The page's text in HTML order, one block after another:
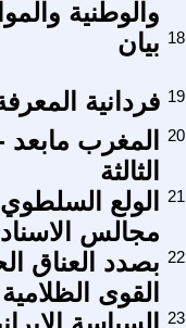
والوطنية
بيان 18
فردانية 19
الثالثة
20
الولع
مجالس
21
بصدد العناق
القوى
22
23